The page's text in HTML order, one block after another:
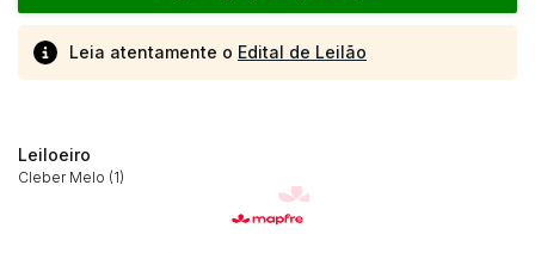
Leia atentamente o Edital de Leilão
Leiloeiro
Cleber Melo (1)